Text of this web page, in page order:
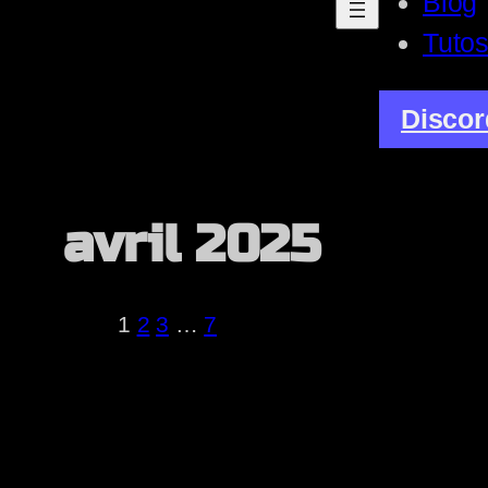
Tutos
avril 2025
1 2 3 … 7